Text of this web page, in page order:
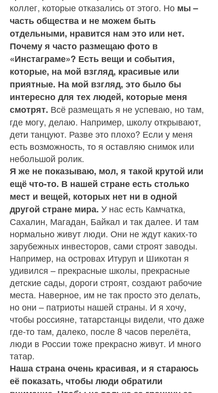
коллег, которые отказа­лись от этого. Но мы –
часть общества и не можем быть
отдельными, нравится нам это или нет.
Почему я часто размещаю фото в
«Инстаграме»? Есть вещи и события,
которые, на мой взгляд, красивые или
приятные. На мой взгляд, это было бы
интересно для тех людей, которые меня
смо­трят. Всё размещать я не успе­ваю, но там,
где могу, делаю. Например, школу открывают,
дети танцуют. Разве это плохо? Если у меня
есть возможность, то я оставляю снимок или
не­большой ролик.
Я же не показываю, мол, я такой крутой или
ещё что-то. В нашей стране есть столь­ко
мест и вещей, которых нет ни в одной
другой стране мира. У нас есть Камчатка,
Саха­лин, Магадан, Байкал и так далее. И там
нормально живут люди. Они не ждут каких‑то
зарубеж­ных инвесторов, сами строят заводы.
Например, на островах Итуруп и Шикотан я
удивился – прекрасные школы, прекрасные
детские сады, дороги строят, соз­дают рабочие
места. Наверное, им не так просто это делать,
но они – патриоты нашей стра­ны. И я хочу,
чтобы россияне, татарстанцы видели, что даже
где‑то там, далеко, после 8 часов перелёта,
люди в России тоже прекрасно живут. И много
татар.
Наша страна очень красивая, и я стараюсь
её показать, что­бы люди обратили